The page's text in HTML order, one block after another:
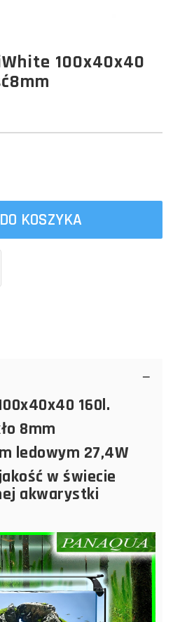
100x40x40
KOSZYKA
160l.
8mm
ledowym 27,4W
w świecie
akwarystki